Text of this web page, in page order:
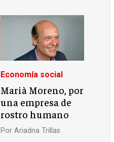
Economía social
Marià Moreno, por
una empresa de
rostro humano
Por Ariadna Trillas